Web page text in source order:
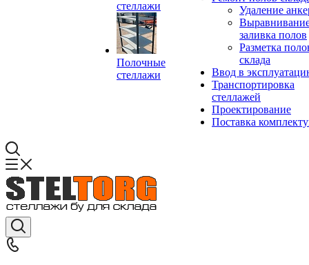
стеллажи
Полочные
стеллажи
Удаление
заливка полов
Разметка
склада
Ввод в
Транспортировка
стеллажей
Проектирование
Поставка